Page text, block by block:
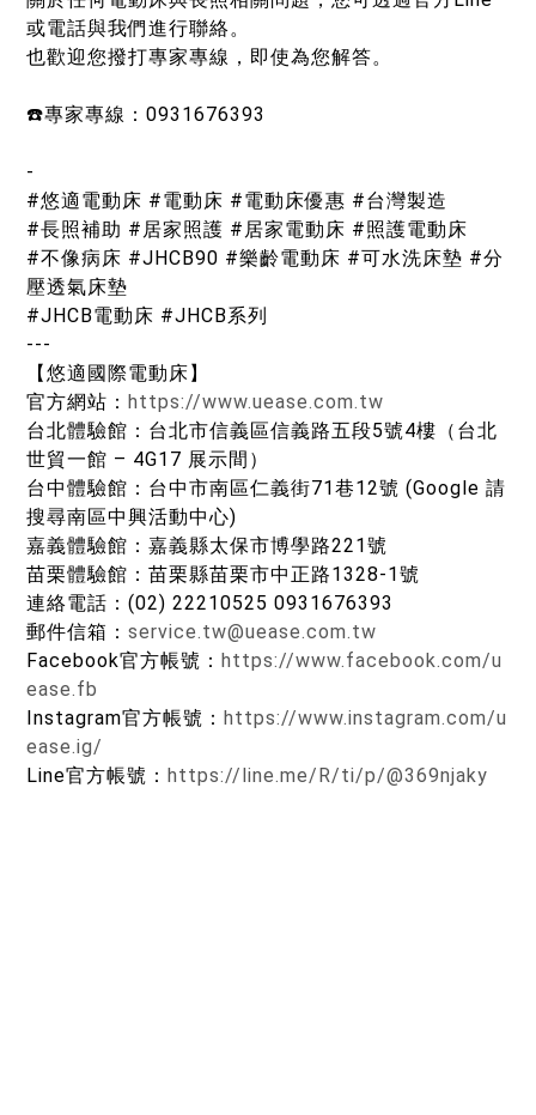
或電話與我們進行聯絡。
也歡迎您撥打專家專線，即使為您解答。
☎️專家專線：0931676393
-
#悠適電動床 #電動床 #電動床優惠 #台灣製造
#長照補助 #居家照護 #居家電動床 #照護電動床
#不像病床 #JHCB90 #樂齡電動床 #可水洗床墊 #分
壓透氣床墊
#JHCB電動床 #JHCB系列
---
【悠適國際電動床】
官方網站： https://www.uease.com.tw
台北體驗館：台北市信義區信義路五段5號4樓（台北
世貿一館 – 4G17 展示間）
台中體驗館：台中市南區仁義街71巷12號 (Google 請
搜尋南區中興活動中心)
嘉義體驗館：嘉義縣太保市博學路221號
苗栗體驗館：苗栗縣苗栗市中正路1328-1號
連絡電話：(02) 22210525 0931676393
郵件信箱： service.tw@uease.com.tw
Facebook官方帳號： https://www.facebook.com/u
ease.fb
Instagram官方帳號： https://www.instagram.com/u
ease.ig/
Line官方帳號： https://line.me/R/ti/p/@369njaky